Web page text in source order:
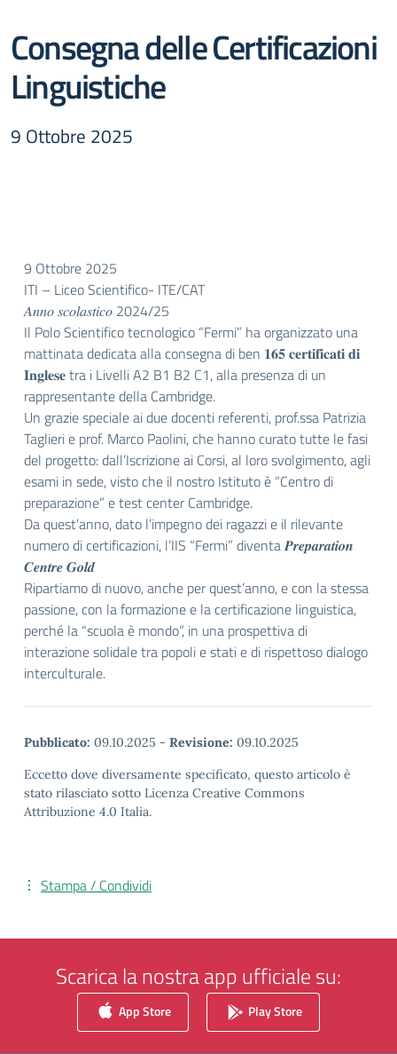
Consegna delle Certificazioni
Linguistiche
9 Ottobre 2025
9 Ottobre 2025
ITI – Liceo Scientifico- ITE/CAT
𝐴𝑛𝑛𝑜 𝑠𝑐𝑜𝑙𝑎𝑠𝑡𝑖𝑐𝑜 2024/25
Il Polo Scientifico tecnologico “Fermi” ha organizzato una
mattinata dedicata alla consegna di ben 𝟏𝟔𝟓 𝐜𝐞𝐫𝐭𝐢𝐟𝐢𝐜𝐚𝐭𝐢 𝐝𝐢
𝐈𝐧𝐠𝐥𝐞𝐬𝐞 tra i Livelli A2 B1 B2 C1, alla presenza di un
rappresentante della Cambridge.
Un grazie speciale ai due docenti referenti, prof.ssa Patrizia
Taglieri e prof. Marco Paolini, che hanno curato tutte le fasi
del progetto: dall’Iscrizione ai Corsi, al loro svolgimento, agli
esami in sede, visto che il nostro Istituto è “Centro di
preparazione” e test center Cambridge.
Da quest’anno, dato l’impegno dei ragazzi e il rilevante
numero di certificazioni, l’IIS “Fermi” diventa 𝑷𝒓𝒆𝒑𝒂𝒓𝒂𝒕𝒊𝒐𝒏
𝑪𝒆𝒏𝒕𝒓𝒆 𝑮𝒐𝒍𝒅
Ripartiamo di nuovo, anche per quest’anno, e con la stessa
passione, con la formazione e la certificazione linguistica,
perché la “scuola è mondo”, in una prospettiva di
interazione solidale tra popoli e stati e di rispettoso dialogo
interculturale.
Pubblicato: 09.10.2025 - Revisione: 09.10.2025
Eccetto dove diversamente specificato, questo articolo è
stato rilasciato sotto Licenza Creative Commons
Attribuzione 4.0 Italia.
Stampa / Condividi
Scarica la nostra app ufficiale su:
App Store Play Store